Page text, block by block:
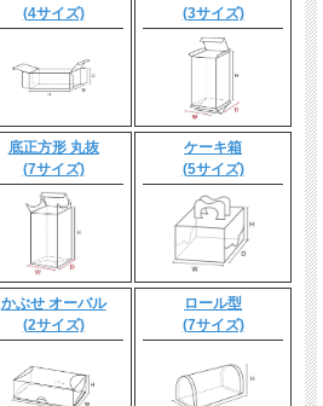
(4サイズ)
(3サイズ)
底正方形 丸抜
(7サイズ)
ケーキ箱
(5サイズ)
かぶせ オーバル
(2サイズ)
ロール型
(7サイズ)